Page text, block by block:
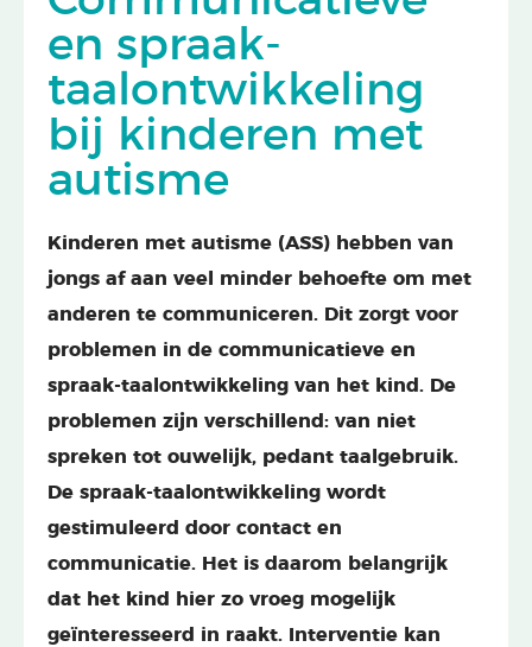
en spraak-
taalontwikkeling
bij kinderen met
autisme
Kinderen met autisme (ASS) hebben van
jongs af aan veel minder behoefte om met
anderen te communiceren. Dit zorgt voor
problemen in de communicatieve en
spraak-taalontwikkeling van het kind. De
problemen zijn verschillend: van niet
spreken tot ouwelijk, pedant taalgebruik.
De spraak-taalontwikkeling wordt
gestimuleerd door contact en
communicatie. Het is daarom belangrijk
dat het kind hier zo vroeg mogelijk
geïnteresseerd in raakt. Interventie kan